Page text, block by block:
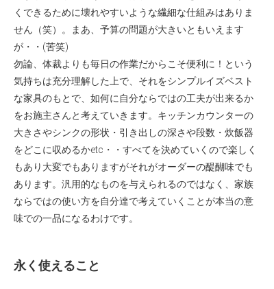
くできるために壊れやすいような繊細な仕組みはありま
せん（笑）。まあ、予算の問題が大きいともいえます
が・・(苦笑)
勿論、体裁よりも毎日の作業だからこそ便利に！という
気持ちは充分理解した上で、それをシンプルイズベスト
な家具のもとで、如何に自分ならではの工夫が出来るか
をお施主さんと考えていきます。キッチンカウンターの
大きさやシンクの形状・引き出しの深さや段数・炊飯器
をどこに収めるかetc・・すべてを決めていくので楽しく
もあり大変でもありますがそれがオーダーの醍醐味でも
あります。汎用的なものを与えられるのではなく、家族
ならではの使い方を自分達で考えていくことが本当の意
味での一品になるわけです。
永く使えること